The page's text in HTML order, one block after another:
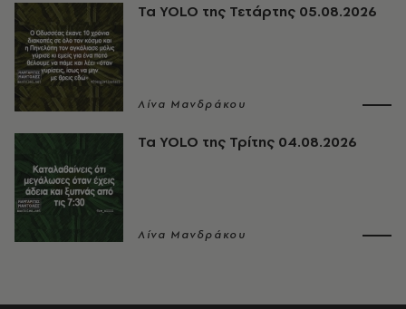
Τα YOLO της Τετάρτης 05.08.2026
Λίνα Μανδράκου
Τα YOLO της Τρίτης 04.08.2026
Λίνα Μανδράκου